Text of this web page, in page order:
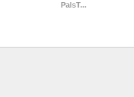
PalsT...